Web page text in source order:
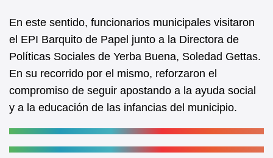
En este sentido, funcionarios municipales visitaron
el EPI Barquito de Papel junto a la Directora de
Políticas Sociales de Yerba Buena, Soledad Gettas.
En su recorrido por el mismo, reforzaron el
compromiso de seguir apostando a la ayuda social
y a la educación de las infancias del municipio.